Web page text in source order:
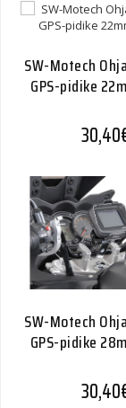
SW-Motech
GPS-pidike
30,40
SW-Motech
GPS-pidike
30,40